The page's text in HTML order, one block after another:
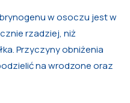
w osoczu jest w
rzadziej, niż
Przyczyny obniżenia
na wrodzone oraz